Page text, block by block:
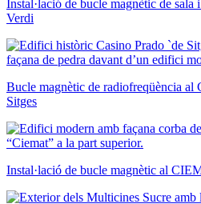
Instal·lació de bucle magnètic de sala
Verdi
Bucle magnètic de radiofreqüència al
Sitges
Instal·lació de bucle magnètic al